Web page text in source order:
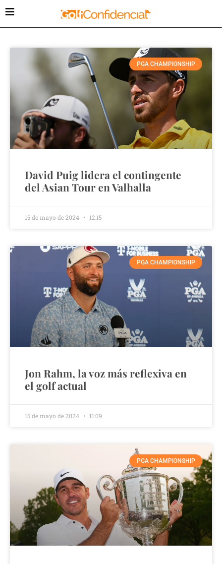
PGA CHAMPIONSHIP
David Puig lidera el contingente
del Asian Tour en Valhalla
15 de mayo de 2024 12:15
PGA CHAMPIONSHIP
Jon Rahm, la voz más reflexiva en
el golf actual
15 de mayo de 2024 11:09
PGA CHAMPIONSHIP